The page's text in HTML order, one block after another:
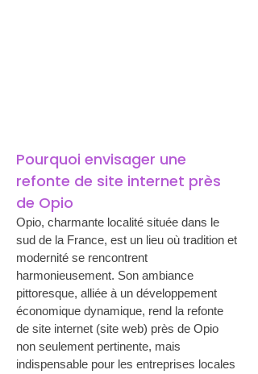
Pourquoi envisager une
refonte de site internet près
de Opio
Opio, charmante localité située dans le
sud de la France, est un lieu où tradition et
modernité se rencontrent
harmonieusement. Son ambiance
pittoresque, alliée à un développement
économique dynamique, rend la refonte
de site internet (site web) près de Opio
non seulement pertinente, mais
indispensable pour les entreprises locales